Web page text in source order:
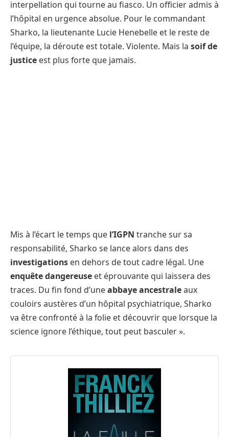
interpellation qui tourne au fiasco. Un officier admis à
l’hôpital en urgence absolue. Pour le commandant
Sharko, la lieutenante Lucie Henebelle et le reste de
l’équipe, la déroute est totale. Violente. Mais la soif de
justice est plus forte que jamais.
Mis à l’écart le temps que l’IGPN tranche sur sa
responsabilité, Sharko se lance alors dans des
investigations en dehors de tout cadre légal. Une
enquête dangereuse et éprouvante qui laissera des
traces. Du fin fond d’uneabbaye ancestraleaux
couloirs austères d’un hôpital psychiatrique, Sharko
va être confronté à la folie et découvrir que lorsque la
science ignore l’éthique, tout peut basculer ».